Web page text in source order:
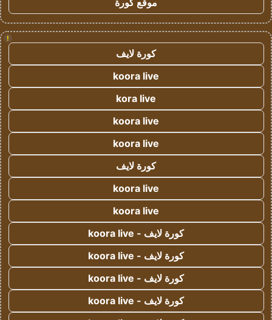
موقع كورة
!
كورة لايف
koora live
kora live
koora live
koora live
كورة لايف
koora live
koora live
كورة لايف - koora live
كورة لايف - koora live
كورة لايف - koora live
كورة لايف - koora live